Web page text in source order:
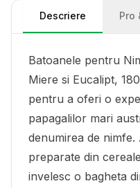
Descriere Pro
Batoanele pentru
Miere si Eucalipt,
pentru a oferi o
papagalilor mari
denumirea de
preparate din
invelesc o bagheta